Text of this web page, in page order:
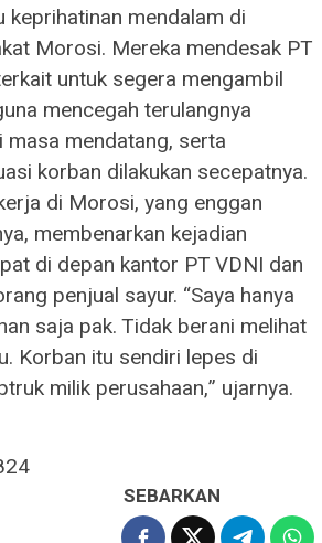
keprihatinan mendalam di
Morosi. Mereka mendesak PT
untuk segera mengambil
mencegah terulangnya
mendatang, serta
korban dilakukan secepatnya.
di Morosi, yang enggan
membenarkan kejadian
di depan kantor PT VDNI dan
penjual sayur. “Saya hanya
saja pak. Tidak berani melihat
Korban itu sendiri lepes di
milik perusahaan,” ujarnya.
SEBARKAN